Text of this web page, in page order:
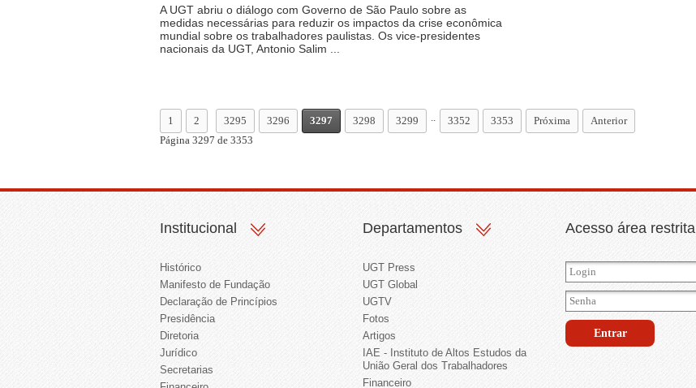
A UGT abriu o diálogo com Governo de São Paulo sobre as
medidas necessárias para reduzir os impactos da crise econômica
mundial sobre os trabalhadores paulistas. Os vice-presidentes
nacionais da UGT, Antonio Salim ...
1 2 3295 3296 3297 3298 3299 .. 3352 3353 Próxima
Anterior
Página 3297 de 3353
Institucional
Histórico
Manifesto de Fundação
Declaração de Princípios
Presidência
Diretoria
Jurídico
Secretarias
Departamentos
UGT Press
UGT Global
UGTV
Fotos
Artigos
IAE - Instituto de Altos Estudos da
União Geral dos Trabalhadores
Financeiro
Acesso área restrita